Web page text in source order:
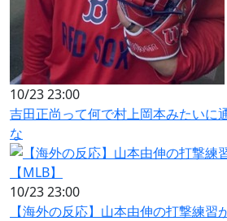
10/23 23:00
吉田正尚って何で村上岡本みたいに
な
10/23 23:00
【海外の反応】山本由伸の打撃練習